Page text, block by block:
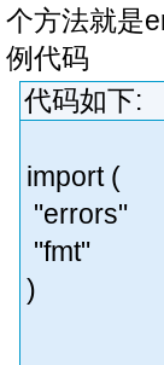
个方法就是
例代码
代码如下:
import (
"errors"
"fmt"
)